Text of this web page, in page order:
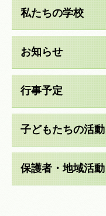
私たちの学校
お知らせ
行事予定
子どもたちの活動
保護者・地域活動